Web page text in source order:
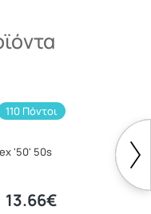
110 Πόντοι
'50' 50s
13.66€